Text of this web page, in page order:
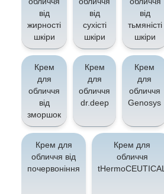
від
жирності
шкіри
від
сухісті
шкіри
від
тьмяністі
шкіри
Крем
для
обличчя
від
зморшок
Крем
для
обличчя
dr.deep
Крем
для
обличчя
Genosys
Крем для
обличчя від
почервоніння
Крем для
обличчя
tHermoCEUTICAL